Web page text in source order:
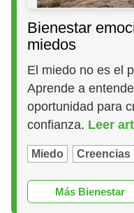
Bienestar
miedos
El miedo no es el
Aprende a
oportunidad para
confianza. Leer
Miedo Creencias
Más Bienestar